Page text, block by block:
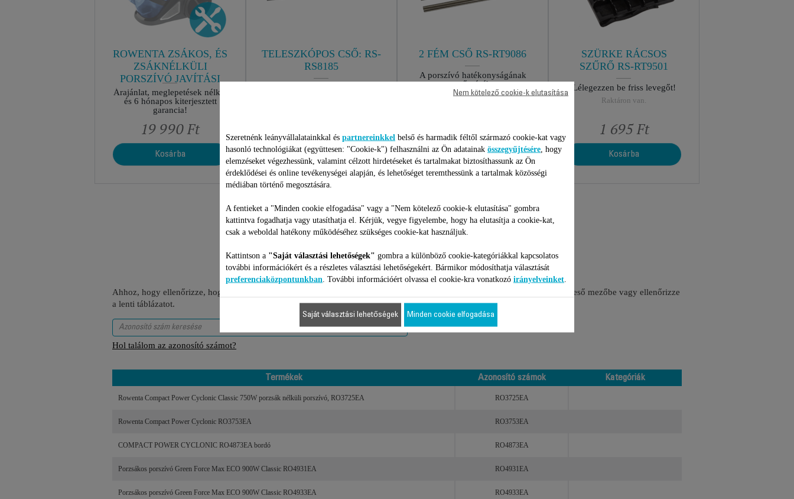
ROWENTA ZSÁKOS, ÉS
ZSÁKNÉLKÜLI
PORSZÍVÓ JAVÍTÁSI
CSOMAG
Árajánlat, meglepetések nélkül
és 6 hónapos kiterjesztett
garancia!
19 990 Ft
Kosárba
TELESZKÓPOS CSŐ: RS-
RS8185
Kosárba
2 FÉM CSŐ RS-RT9086
A porszívó hatékonyságának
megőrzéséhez
Raktáron van.
Kosárba
SZÜRKE RÁCSOS
SZŰRŐ RS-RT9501
Lélegezzen be friss levegőt!
Raktáron van.
1 695 Ft
Kosárba
141 Termékekhez
Ahhoz, hogy ellenőrizze, hogy ez a tétel kompatibilis az Ön készülékével, kérjük gépelje be a termék azonosító számát a kereső mezőbe vagy ellenőrizze
a lenti táblázatot.
Hol találom az azonosító számot?
Termékek Azonosító számok
Kategóriák
Rowenta Compact Power Cyclonic Classic 750W porzsák nélküli porszívó, RO3725EA RO3725EA
Rowenta Compact Power Cyclonic RO3753EA RO3753EA
COMPACT POWER CYCLONIC RO4873EA bordó RO4873EA
Porzsákos porszívó Green Force Max ECO 900W Classic RO4931EA RO4931EA
Porzsákos porszívó Green Force Max ECO 900W Classic RO4933EA RO4933EA
Szeretnénk leányvállalatainkkal és partnereinkkel belső és harmadik féltől származó cookie-kat vagy
hasonló technológiákat (együttesen: "Cookie-k") felhasználni az Ön adatainak összegyűjtésére , hogy
elemzéseket végezhessünk, valamint célzott hirdetéseket és tartalmakat biztosíthassunk az Ön
érdeklődései és online tevékenységei alapján, és lehetőséget teremthessünk a tartalmak közösségi
médiában történő megosztására.
A fentieket a "Minden cookie elfogadása" vagy a "Nem kötelező cookie-k elutasítása" gombra
kattintva fogadhatja vagy utasíthatja el. Kérjük, vegye figyelembe, hogy ha elutasítja a cookie-kat,
csak a weboldal hatékony működéséhez szükséges cookie-kat használjuk.
Kattintson a "Saját választási lehetőségek" gombra a különböző cookie-kategóriákkal kapcsolatos
további információkért és a részletes választási lehetőségekért. Bármikor módosíthatja választását
preferenciaközpontunkban . További információért olvassa el cookie-kra vonatkozó irányelveinket
Nem kötelező cookie-k elutasítása
Saját választási lehetőségek Minden cookie elfogadása